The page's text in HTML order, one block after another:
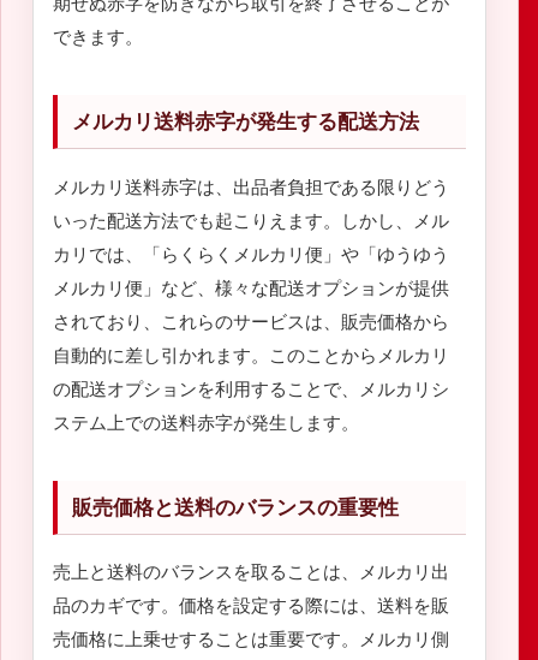
できます。
メルカリ送料赤字が発生する配送方法
メルカリ送料赤字は、出品者負担である限りどう
いった配送方法でも起こりえます。しかし、メル
カリでは、「らくらくメルカリ便」や「ゆうゆう
メルカリ便」など、様々な配送オプションが提供
されており、これらのサービスは、販売価格から
自動的に差し引かれます。このことからメルカリ
の配送オプションを利用することで、メルカリシ
ステム上での送料赤字が発生します。
販売価格と送料のバランスの重要性
売上と送料のバランスを取ることは、メルカリ出
品のカギです。価格を設定する際には、送料を販
売価格に上乗せすることは重要です。メルカリ側